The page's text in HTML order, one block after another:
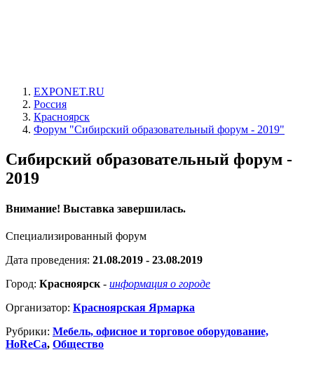
EXPONET.RU
Россия
Красноярск
Форум "Сибирский образовательный форум - 2019"
Сибирский образовательный форум -
2019
Внимание! Выставка завершилась.
Специализированный форум
Дата проведения: 21.08.2019 - 23.08.2019
Город: Красноярск - информация о городе
Организатор: Красноярская Ярмарка
Рубрики: Мебель, офисное и торговое оборудование,
HoReCa, Общество